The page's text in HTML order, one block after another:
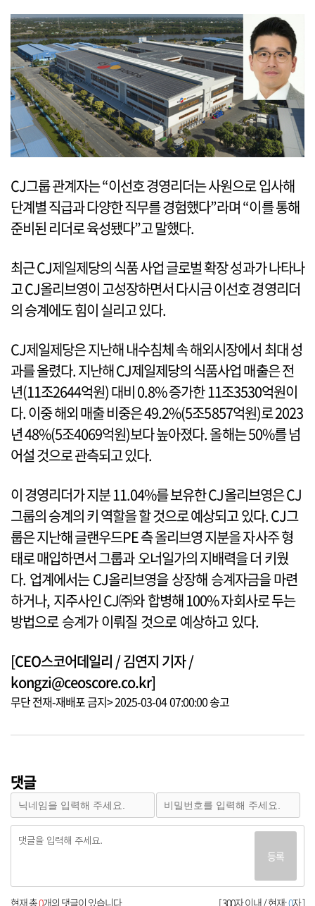
CJ그룹 관계자는 “이선호 경영리더는 사원으로 입사해
단계별 직급과 다양한 직무를 경험했다”라며 “이를 통해
준비된 리더로 육성됐다”고 말했다.
최근 CJ제일제당의 식품 사업 글로벌 확장 성과가 나타나
고 CJ올리브영이 고성장하면서 다시금 이선호 경영리더
의 승계에도 힘이 실리고 있다.
CJ제일제당은 지난해 내수침체 속 해외시장에서 최대 성
과를 올렸다. 지난해 CJ제일제당의 식품사업 매출은 전
년(11조2644억원) 대비 0.8% 증가한 11조3530억원이
다. 이중 해외 매출 비중은 49.2%(5조5857억원)로 2023
년 48%(5조4069억원)보다 높아졌다. 올해는 50%를 넘
어설 것으로 관측되고 있다.
이 경영리더가 지분 11.04%를 보유한 CJ올리브영은 CJ
그룹의 승계의 키 역할을 할 것으로 예상되고 있다. CJ그
룹은 지난해 글랜우드PE 측 올리브영 지분을 자사주 형
태로 매입하면서 그룹과 오너일가의 지배력을 더 키웠
다. 업계에서는 CJ올리브영을 상장해 승계자금을 마련
하거나, 지주사인 CJ㈜와 합병해 100% 자회사로 두는
방법으로 승계가 이뤄질 것으로 예상하고 있다.
[CEO스코어데일리 / 김연지 기자 /
kongzi@ceoscore.co.kr]
무단 전재-재배포 금지> 2025-03-04 07:00:00 송고
댓글
등록
[ 300자 이내 / 현재:0자 ]
현재 총0개의 댓글이 있습니다.